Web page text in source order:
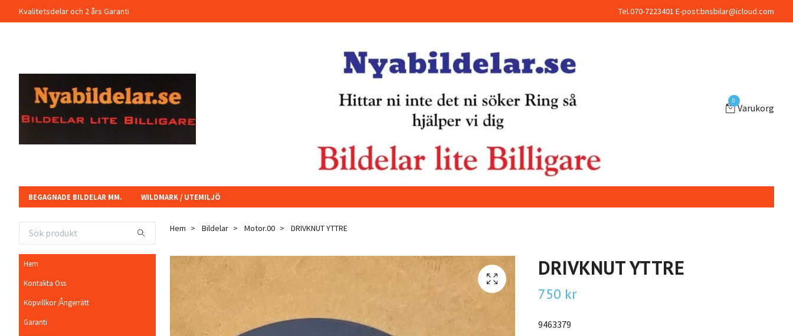
Kvalitetsdelar och 2 års Garanti Tel.070-7223401 E-post:bnsbilar@icloud.com
0
Varukorg
BEGAGNADE BILDELAR MM. WILDMARK / UTEMILJÖ
Hem
Kontakta Oss
Köpvillkor /Ångerrätt
Garanti
Hem Bildelar Motor.00 DRIVKNUT YTTRE
DRIVKNUT YTTRE
750 kr
9463379